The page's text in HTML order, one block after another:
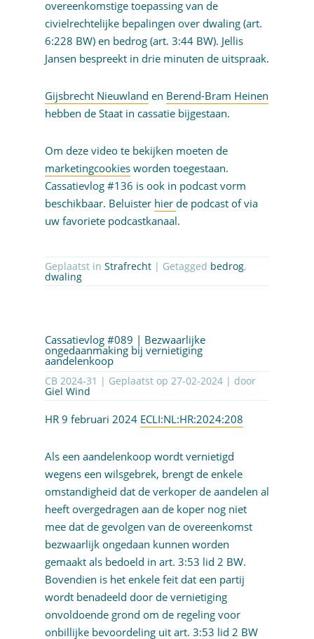
overeenkomstige toepassing van de
civielrechtelijke bepalingen over dwaling (art.
6:228 BW) en bedrog (art. 3:44 BW). Jellis
Jansen bespreekt in drie minuten de uitspraak.
Gijsbrecht Nieuwland en Berend-Bram Heinen
hebben de Staat in cassatie bijgestaan.
Om deze video te bekijken moeten de
marketingcookiesworden toegestaan.
Cassatievlog #136 is ook in podcast vorm
beschikbaar. Beluister hier de podcast of via
uw favoriete podcastkanaal.
Geplaatst in Strafrecht | Getagged bedrog,
dwaling
Cassatievlog #089 | Bezwaarlijke
ongedaanmaking bij vernietiging
aandelenkoop
CB 2024-31 | Geplaatst op 27-02-2024| door
Giel Wind
HR 9 februari 2024 ECLI:NL:HR:2024:208
Als een aandelenkoop wordt vernietigd
wegens een wilsgebrek, brengt de enkele
omstandigheid dat de verkoper de aandelen al
heeft overgedragen aan de koper nog niet
mee dat de gevolgen van de overeenkomst
bezwaarlijk ongedaan kunnen worden
gemaakt als bedoeld in art. 3:53 lid 2 BW.
Bovendien is het enkele feit dat een partij
wordt benadeeld door de vernietiging
onvoldoende grond om de regeling voor
onbillijke bevoordeling uit art. 3:53 lid 2 BW